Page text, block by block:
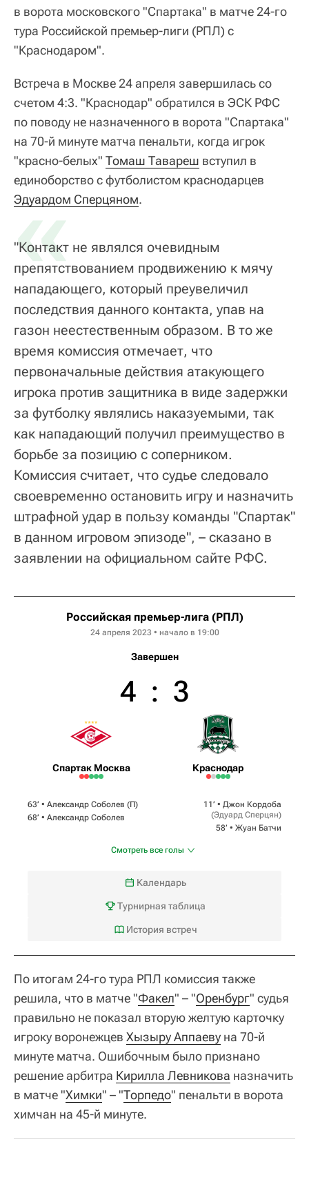
в ворота московского "Спартака" в матче 24-го
тура Российской премьер-лиги (РПЛ) с
"Краснодаром".
Встреча в Москве 24 апреля завершилась со
счетом 4:3. "Краснодар" обратился в ЭСК РФС
по поводу не назначенного в ворота "Спартака"
на 70-й минуте матча пенальти, когда игрок
"красно-белых" Томаш Тавареш вступил в
единоборство с футболистом краснодарцев
Эдуардом Сперцяном.
«
"Контакт не являлся очевидным
препятствованием продвижению к мячу
нападающего, который преувеличил
последствия данного контакта, упав на
газон неестественным образом. В то же
время комиссия отмечает, что
первоначальные действия атакующего
игрока против защитника в виде задержки
за футболку являлись наказуемыми, так
как нападающий получил преимущество в
борьбе за позицию с соперником.
Комиссия считает, что судье следовало
своевременно остановить игру и назначить
штрафной удар в пользу команды "Спартак"
в данном игровом эпизоде", – сказано в
заявлении на официальном сайте РФС.
Российская премьер-лига (РПЛ)
24 апреля 2023 • начало в 19:00
Завершен
Спартак Москва
4 : 3
Краснодар
63‎’‎ • Александр Соболев (П)
68‎’‎ • Александр Соболев
11‎’‎ • Джон Кордоба
(Эдуард Сперцян)
58‎’‎ • Жуан Батчи
Смотреть все голы
Календарь
Турнирная таблица
История встреч
По итогам 24-го тура РПЛ комиссия также
решила, что в матче "Факел" – "Оренбург" судья
правильно не показал вторую желтую карточку
игроку воронежцев Хызыру Аппаеву на 70-й
минуте матча. Ошибочным было признано
решение арбитра Кирилла Левникова назначить
в матче "Химки" – "Торпедо" пенальти в ворота
химчан на 45-й минуте.